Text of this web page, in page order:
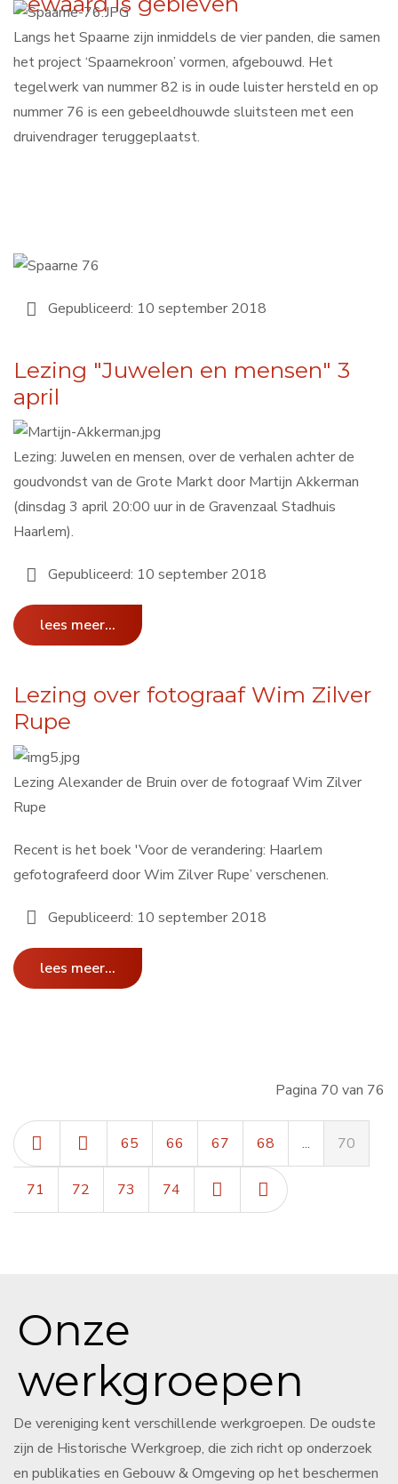
Langs het Spaarne zijn inmiddels de vier panden, die samen
het project ‘Spaarnekroon’ vormen, afgebouwd. Het
tegelwerk van nummer 82 is in oude luister hersteld en op
nummer 76 is een gebeeldhouwde sluitsteen met een
druivendrager teruggeplaatst.
Gepubliceerd: 10 september 2018
Lezing "Juwelen en mensen" 3
april
Lezing: Juwelen en mensen, over de verhalen achter de
goudvondst van de Grote Markt door Martijn Akkerman
(dinsdag 3 april 20:00 uur in de Gravenzaal Stadhuis
Haarlem).
Gepubliceerd: 10 september 2018
lees meer...
Lezing over fotograaf Wim Zilver
Rupe
Lezing Alexander de Bruin over de fotograaf Wim Zilver
Rupe
Recent is het boek 'Voor de verandering: Haarlem
gefotografeerd door Wim Zilver Rupe’ verschenen.
Gepubliceerd: 10 september 2018
lees meer...
Pagina 70 van 76
65 66 67 68 ... 70
71 72 73 74
Onze
werkgroepen
De vereniging kent verschillende werkgroepen. De oudste
zijn de Historische Werkgroep, die zich richt op onderzoek
en publikaties en Gebouw & Omgeving op het beschermen